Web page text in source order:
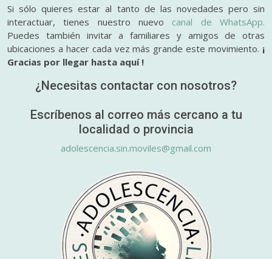
Si sólo quieres estar al tanto de las novedades pero sin
interactuar, tienes nuestro nuevo canal de WhatsApp.
Puedes también invitar a familiares y amigos de otras
ubicaciones a hacer cada vez más grande este movimiento. ¡
Gracias por llegar hasta aquí !
¿Necesitas contactar con nosotros?
Escríbenos al correo más cercano a tu
localidad o provincia
adolescencia.sin.moviles@gmail.com